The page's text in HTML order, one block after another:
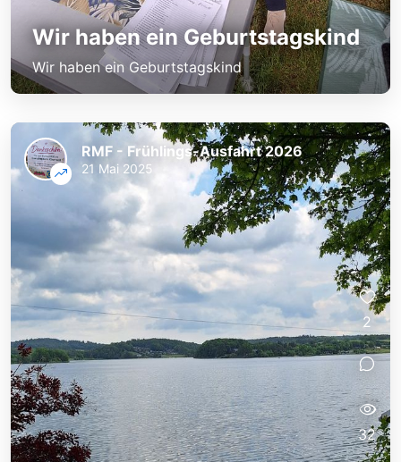
Wir haben ein Geburtstagskind
Wir haben ein Geburtstagskind
RMF - Frühlings-Ausfahrt 2026
21 Mai 2025
2
32